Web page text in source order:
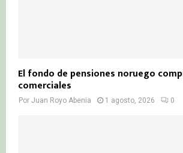
El fondo de pensiones noruego
comerciales
Por Juan Royo Abenia 1 agosto, 2026 0